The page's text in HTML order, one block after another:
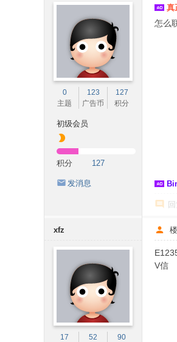
0
主题
123
广告币
127
积分
初级会员
积分 127
发消息
真
怎么
回
xfz
17
52
90
V信